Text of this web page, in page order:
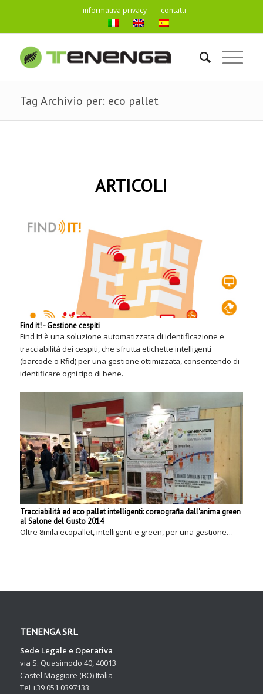
informativa privacy contatti
Tag Archivio per: eco pallet
ARTICOLI
Find it! - Gestione cespiti
Find It! è una soluzione automatizzata di identificazione e
tracciabilità dei cespiti, che sfrutta etichette intelligenti
(barcode o Rfid) per una gestione ottimizzata, consentendo di
identificare ogni tipo di bene.
Tracciabilità ed eco pallet intelligenti: coreografia dall'anima green
al Salone del Gusto 2014
Oltre 8mila ecopallet, intelligenti e green, per una gestione…
TENENGA SRL
Sede Legale e Operativa
via S. Quasimodo 40, 40013
Castel Maggiore (BO) Italia
Tel +39 051 0397133